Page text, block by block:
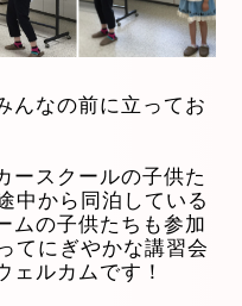
んなの前に立ってお
ースクールの子供た
中から同泊している
ムの子供たちも参加
てにぎやかな講習会
ェルカムです！